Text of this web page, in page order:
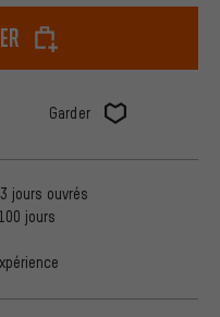
Garder
jours ouvrés
jours